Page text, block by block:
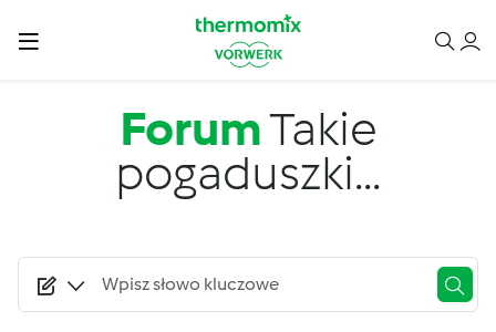
ForumTakie
pogaduszki...